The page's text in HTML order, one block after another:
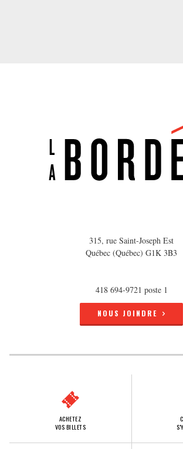
315, rue Saint-Joseph Est
Québec (Québec) G1K 3B3
418 694-9721 poste 1
NOUS JOINDRE
ACHETEZ
VOS BILLETS